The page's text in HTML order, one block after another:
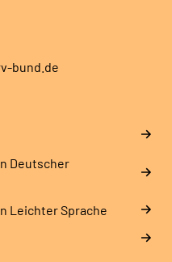
bund.de
Deutscher
Leichter Sprache